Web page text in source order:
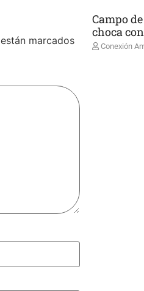
marcados
Campo
choca
Conexión